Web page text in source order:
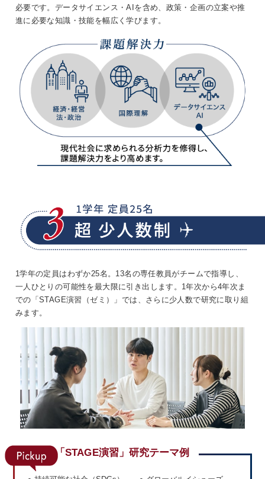
必要です。データサイエンス・AIを含め、政策・企画の立案や推
進に必要な知識・技能を幅広く学びます。
1学年の定員はわずか25名。13名の専任教員がチームで指導し、
一人ひとりの可能性を最大限に引き出します。1年次から4年次ま
での「STAGE演習（ゼミ）」では、さらに少人数で研究に取り組
みます。
「STAGE演習」研究テーマ例